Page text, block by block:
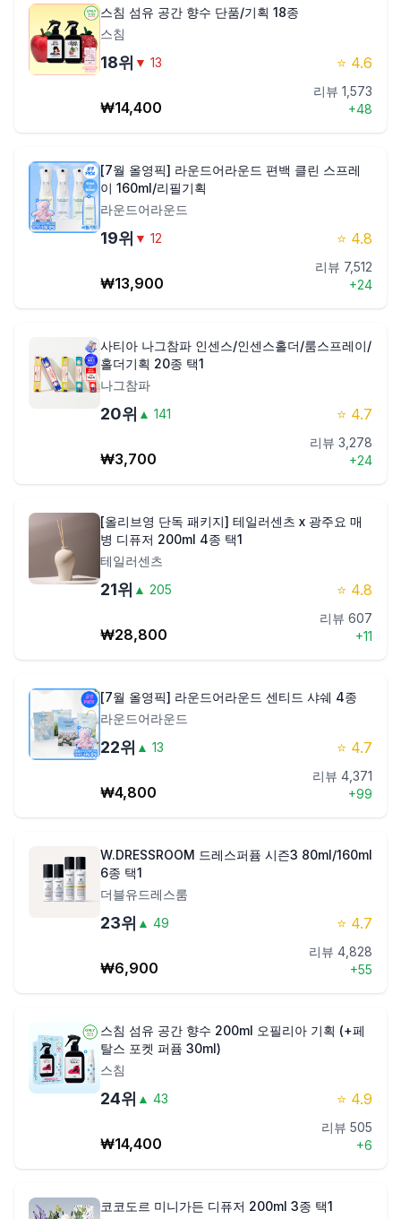
스침 섬유 공간 향수 단품/기획 18종
스침
18위 ▼ 13 ⭐ 4.6
₩14,400
리뷰 1,573
+48
[7월 올영픽] 라운드어라운드 편백 클린 스프레
이 160ml/리필기획
라운드어라운드
19위 ▼ 12 ⭐ 4.8
₩13,900
리뷰 7,512
+24
사티아 나그참파 인센스/인센스홀더/룸스프레이/
홀더기획 20종 택1
나그참파
20위 ▲ 141 ⭐ 4.7
₩3,700
리뷰 3,278
+24
[올리브영 단독 패키지] 테일러센츠 x 광주요 매
병 디퓨저 200ml 4종 택1
테일러센츠
21위 ▲ 205 ⭐ 4.8
₩28,800
리뷰 607
+11
[7월 올영픽] 라운드어라운드 센티드 샤쉐 4종
라운드어라운드
22위 ▲ 13 ⭐ 4.7
₩4,800
리뷰 4,371
+99
W.DRESSROOM 드레스퍼퓸 시즌3 80ml/160ml
6종 택1
더블유드레스룸
23위 ▲ 49 ⭐ 4.7
₩6,900
리뷰 4,828
+55
스침 섬유 공간 향수 200ml 오필리아 기획 (+페
탈스 포켓 퍼퓸 30ml)
스침
24위 ▲ 43 ⭐ 4.9
₩14,400
리뷰 505
+6
코코도르 미니가든 디퓨저 200ml 3종 택1